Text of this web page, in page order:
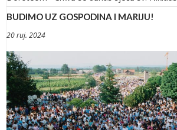
BUDIMO UZ GOSPODINA I MARIJU!
20 ruj. 2024